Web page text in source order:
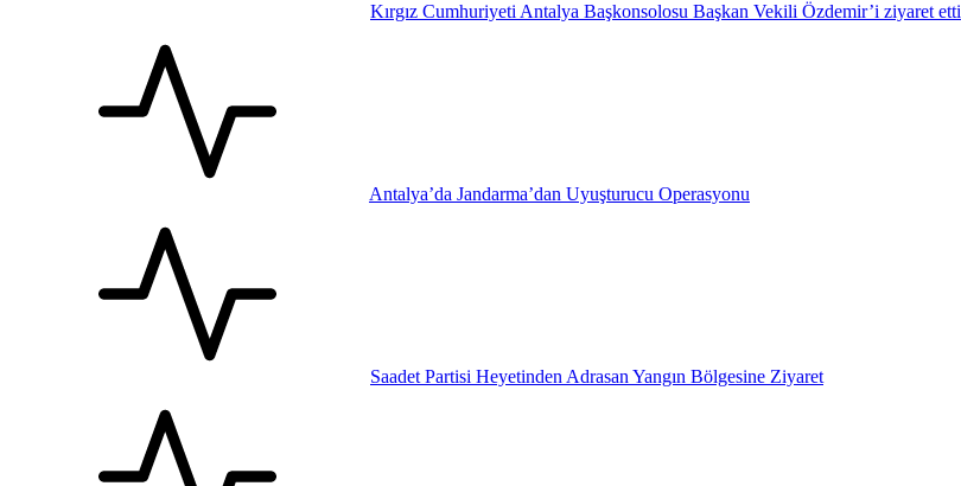
Kırgız Cumhuriyeti Antalya Başkonsolosu Başkan Vekili Özdemir’i ziyaret etti
Antalya’da Jandarma’dan Uyuşturucu Operasyonu
Saadet Partisi Heyetinden Adrasan Yangın Bölgesine Ziyaret